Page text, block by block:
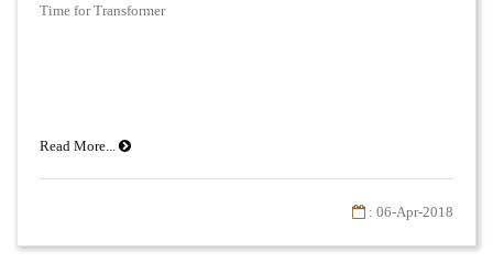
Time for Transformer
Read More...
: 06-Apr-2018